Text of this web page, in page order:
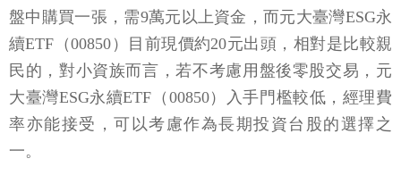
盤中購買一張，需9萬元以上資金，而元大臺灣ESG永
續ETF（00850）目前現價約20元出頭，相對是比較親
民的，對小資族而言，若不考慮用盤後零股交易，元
大臺灣ESG永續ETF（00850）入手門檻較低，經理費
率亦能接受，可以考慮作為長期投資台股的選擇之
一。